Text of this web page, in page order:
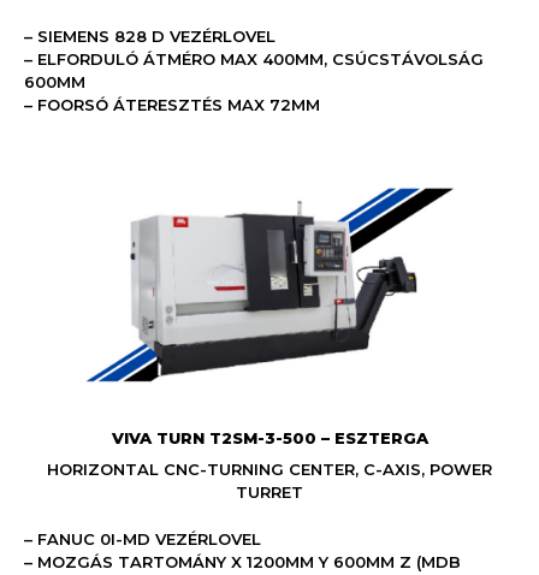
– SIEMENS 828 D VEZÉRLOVEL
– ELFORDULÓ ÁTMÉRO MAX 400MM, CSÚCSTÁVOLSÁG
600MM
– FOORSÓ ÁTERESZTÉS MAX 72MM
VIVA TURN T2SM-3-500 – ESZTERGA
HORIZONTAL CNC-TURNING CENTER, C-AXIS, POWER
TURRET
– FANUC 0I-MD VEZÉRLOVEL
– MOZGÁS TARTOMÁNY X 1200MM Y 600MM Z (MDB